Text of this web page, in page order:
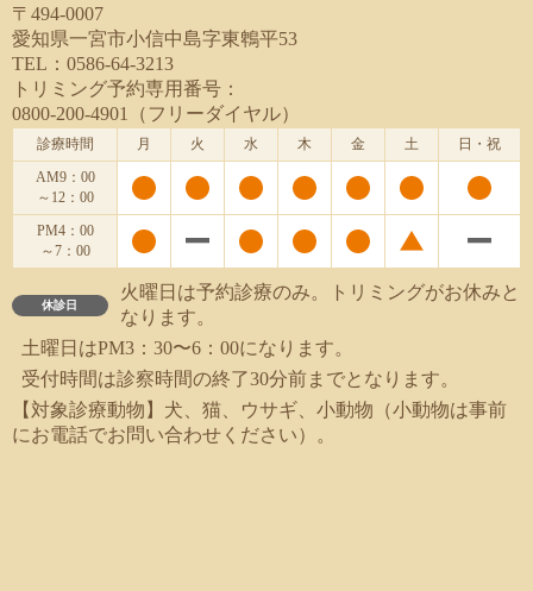
〒494-0007
愛知県一宮市小信中島字東鵯平53
TEL：0586-64-3213
トリミング予約専用番号：
0800-200-4901（フリーダイヤル）
診療時間 月 火 水 木 金 土
日・祝
AM9：00
～12：00
PM4：00
～7：00
休診日
火曜日は予約診療のみ。トリミングがお休みと
なります。
土曜日はPM3：30〜6：00になります。
受付時間は診察時間の終了30分前までとなります。
【対象診療動物】犬、猫、ウサギ、小動物（小動物は事前
にお電話でお問い合わせください）。